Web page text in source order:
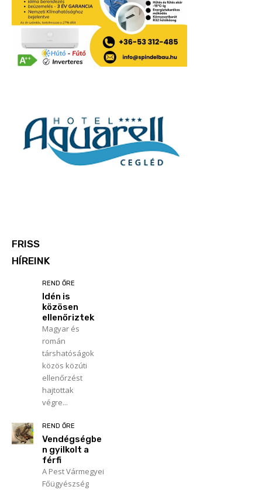
FRISS
HÍREINK
REND ŐRE
Idén is
közösen
ellenőriztek
Magyar és
román
társhatóságok
közös közúti
ellenőrzést
hajtottak
végre...
REND ŐRE
Vendégségbe
n gyilkolt a
férfi
A Pest Vármegyei
Főügyészség